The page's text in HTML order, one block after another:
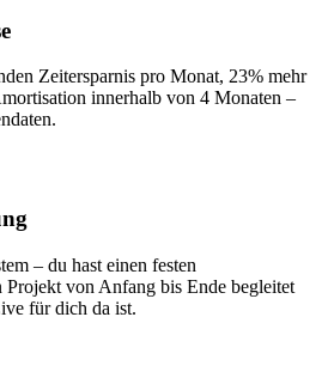
Zeitersparnis pro Monat, 23% mehr
innerhalb von 4 Monaten –
– du hast einen festen
Projekt von Anfang bis Ende begleitet
für dich da ist.